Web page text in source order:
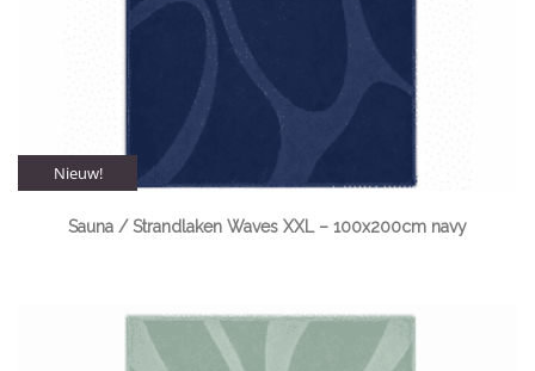
Nieuw!
Sauna / Strandlaken Waves XXL – 100x200cm navy